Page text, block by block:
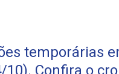
temporárias
10). Confira o